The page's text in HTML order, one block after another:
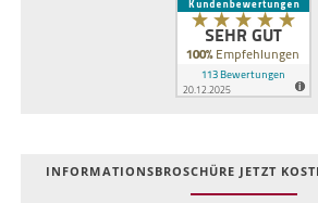
INFOR­MATIONS­BROSCHÜRE JETZT